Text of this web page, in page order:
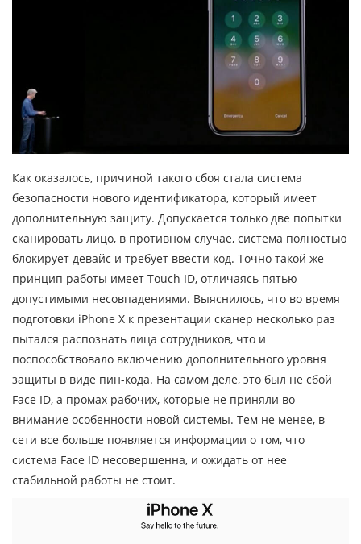
Как оказалось, причиной такого сбоя стала система
безопасности нового идентификатора, который имеет
дополнительную защиту. Допускается только две попытки
сканировать лицо, в противном случае, система полностью
блокирует девайс и требует ввести код. Точно такой же
принцип работы имеет Touch ID, отличаясь пятью
допустимыми несовпадениями. Выяснилось, что во время
подготовки iPhone X к презентации сканер несколько раз
пытался распознать лица сотрудников, что и
поспособствовало включению дополнительного уровня
защиты в виде пин-кода. На самом деле, это был не сбой
Face ID, а промах рабочих, которые не приняли во
внимание особенности новой системы. Тем не менее, в
сети все больше появляется информации о том, что
система Face ID несовершенна, и ожидать от нее
стабильной работы не стоит.